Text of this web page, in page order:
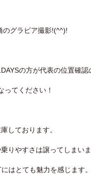
グラビア撮影!(^^)!
の方が代表の位置確
ってください！
しております。
りやすさは譲ってしまい
はとても魅力を感じます